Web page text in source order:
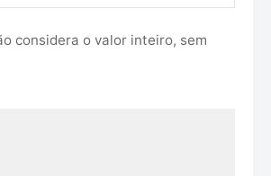
considera o valor inteiro, sem